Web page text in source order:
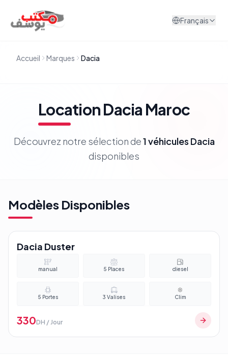
Français
Accueil Marques Dacia
LocationDacia Maroc
Découvrez notre sélection de1véhicules Dacia
disponibles
Modèles Disponibles
Dacia Duster
manual 5 Places diesel
5 Portes 3 Valises Clim
330DH / Jour